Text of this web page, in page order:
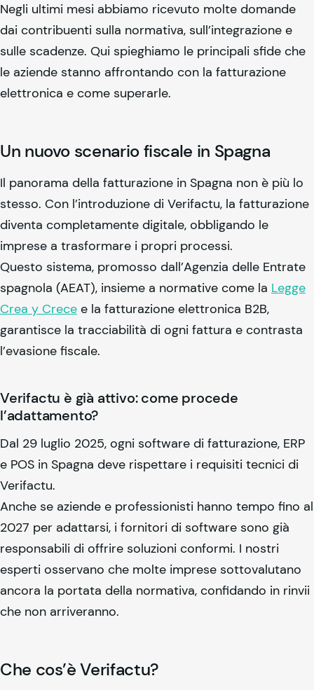
Negli ultimi mesi abbiamo ricevuto molte domande
dai contribuenti sulla normativa, sull’integrazione e
sulle scadenze. Qui spieghiamo le principali sfide che
le aziende stanno affrontando con la fatturazione
elettronica e come superarle.
Un nuovo scenario fiscale in Spagna
Il panorama della fatturazione in Spagna non è più lo
stesso. Con l’introduzione di Verifactu, la fatturazione
diventa completamente digitale, obbligando le
imprese a trasformare i propri processi.
Questo sistema, promosso dall’Agenzia delle Entrate
spagnola (AEAT), insieme a normative come la Legge
Crea y Crece e la fatturazione elettronica B2B,
garantisce la tracciabilità di ogni fattura e contrasta
l’evasione fiscale.
Verifactu è già attivo: come procede
l’adattamento?
Dal 29 luglio 2025, ogni software di fatturazione, ERP
e POS in Spagna deve rispettare i requisiti tecnici di
Verifactu.
Anche se aziende e professionisti hanno tempo fino al
2027 per adattarsi, i fornitori di software sono già
responsabili di offrire soluzioni conformi. I nostri
esperti osservano che molte imprese sottovalutano
ancora la portata della normativa, confidando in rinvii
che non arriveranno.
Che cos’è Verifactu?